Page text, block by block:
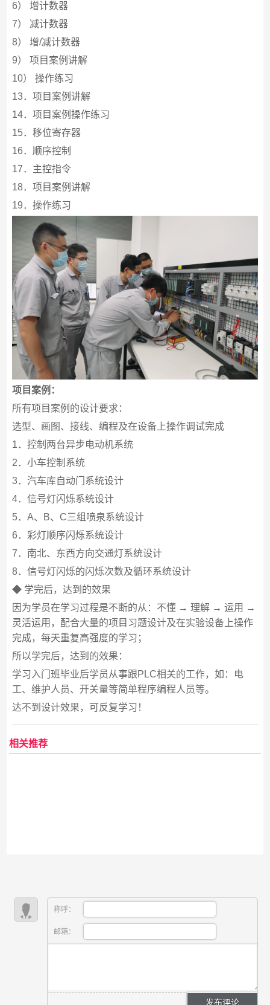
6） 增计数器
7） 减计数器
8） 增/减计数器
9） 项目案例讲解
10） 操作练习
13．项目案例讲解
14．项目案例操作练习
15．移位寄存器
16．顺序控制
17．主控指令
18．项目案例讲解
19．操作练习
项目案例：
所有项目案例的设计要求：
选型、画图、接线、编程及在设备上操作调试完成
1．控制两台异步电动机系统
2．小车控制系统
3．汽车库自动门系统设计
4．信号灯闪烁系统设计
5．A、B、C三组喷泉系统设计
6．彩灯顺序闪烁系统设计
7．南北、东西方向交通灯系统设计
8．信号灯闪烁的闪烁次数及循环系统设计
◆ 学完后，达到的效果
因为学员在学习过程是不断的从：不懂 → 理解 → 运用 →
灵活运用，配合大量的项目习题设计及在实验设备上操作
完成，每天重复高强度的学习；
所以学完后，达到的效果：
学习入门班毕业后学员从事跟PLC相关的工作，如：电
工、维护人员、开关量等简单程序编程人员等。
达不到设计效果，可反复学习！
相关推荐
称呼：
邮箱：